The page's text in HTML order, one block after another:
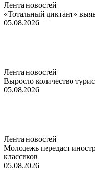
Лента новостей
«Тотальный диктант»
05.08.2026
Лента новостей
Выросло количество
05.08.2026
Лента новостей
Молодежь передаст
классиков
05.08.2026